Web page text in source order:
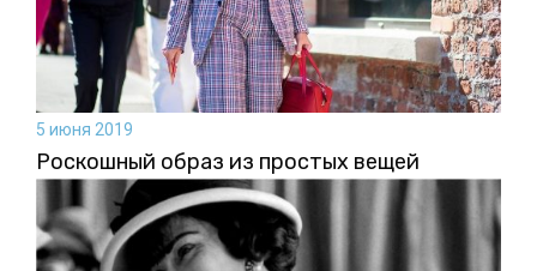
5 июня 2019
Роскошный образ из простых вещей